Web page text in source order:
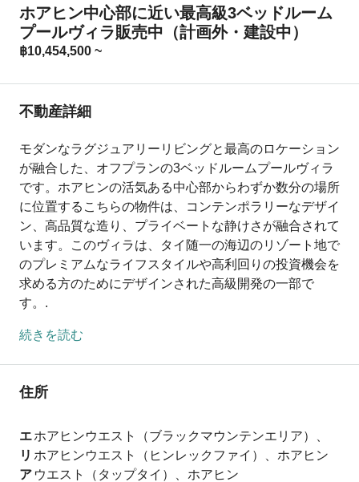
ホアヒン中心部に近い最高級3ベッドルーム
プールヴィラ販売中（計画外・建設中）
฿10,454,500 ~
不動産詳細
モダンなラグジュアリーリビングと最高のロケーション
が融合した、オフプランの3ベッドルームプールヴィラ
です。ホアヒンの活気ある中心部からわずか数分の場所
に位置するこちらの物件は、コンテンポラリーなデザイ
ン、高品質な造り、プライベートな静けさが融合されて
います。このヴィラは、タイ随一の海辺のリゾート地で
のプレミアムなライフスタイルや高利回りの投資機会を
求める方のためにデザインされた高級開発の一部で
す。.
続きを読む
住所
エ
リ
ア
ホアヒンウエスト（ブラックマウンテンエリア）、
ホアヒンウエスト（ヒンレックファイ）、ホアヒン
ウエスト（タップタイ）、ホアヒン